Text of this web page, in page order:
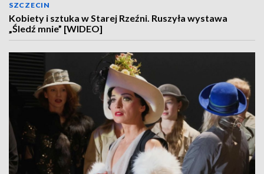
SZCZECIN
Kobiety i sztuka w Starej Rzeźni. Ruszyła wystawa
„Śledź mnie” [WIDEO]